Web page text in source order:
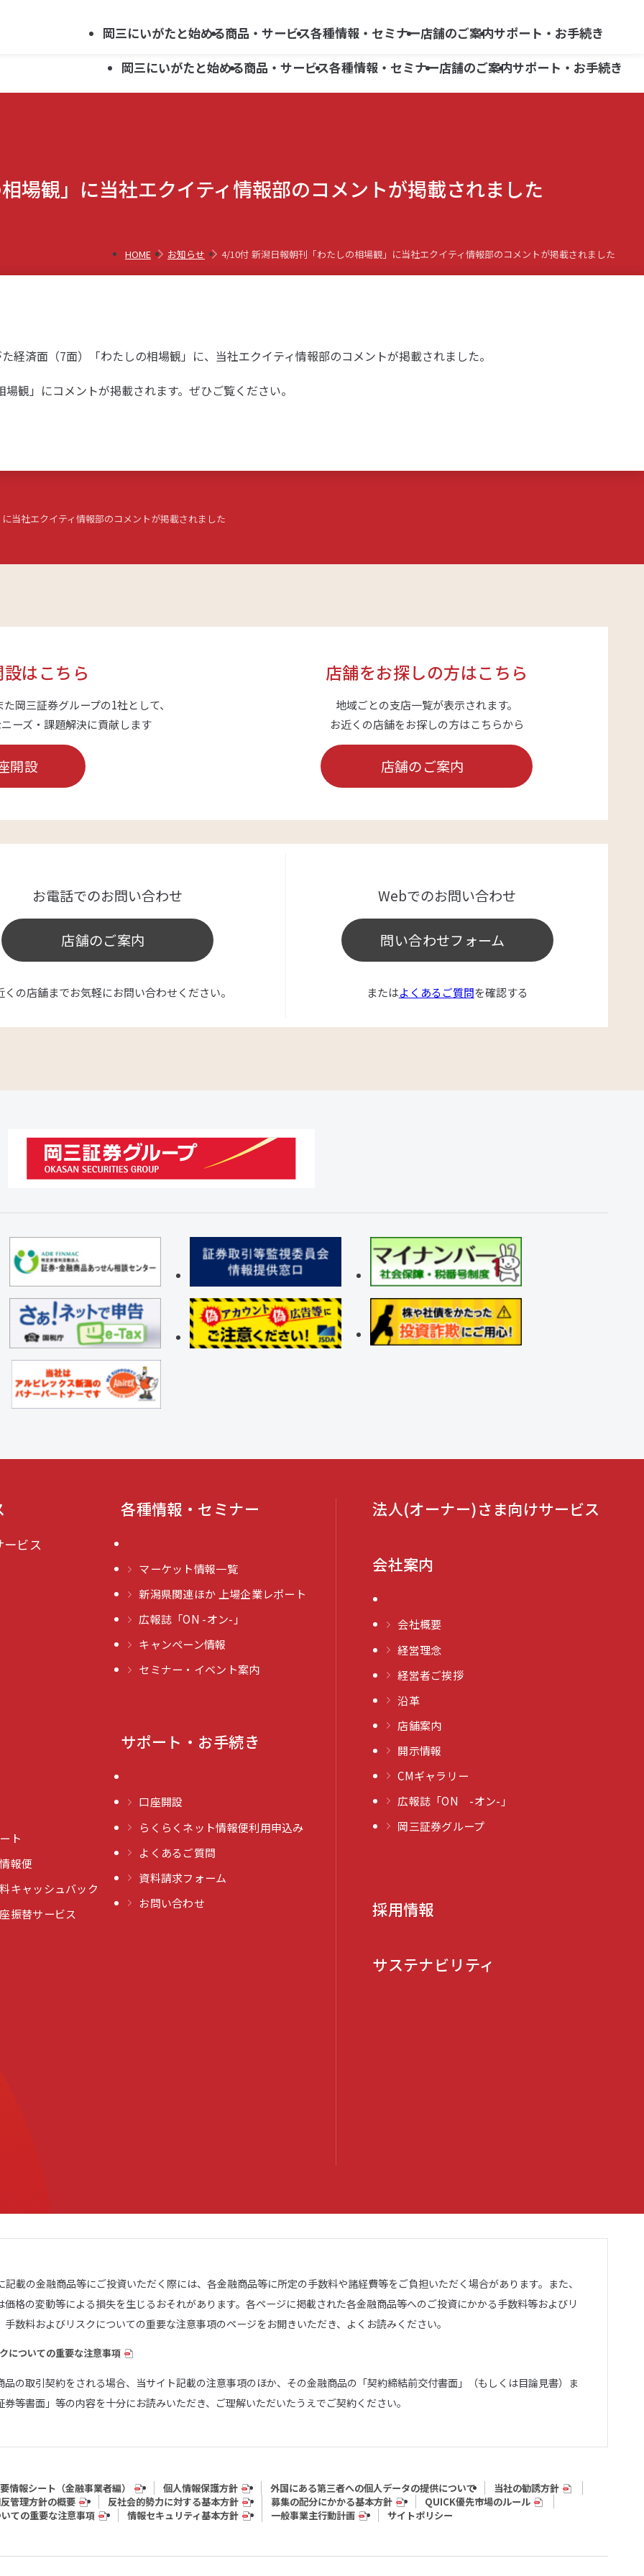
サービス
キ
ワ
ー
す
よくあるご質問 リスク・手数料等 ネット情報便
岡三にいがたと始める
岡三にいがた証券ではじめる
商品・サービス
投資信託
債券
各種情報・セミナー
セミナー・イベント案内
店舗のご案内
上越支店
三条支店
六日町営業所
サポート・お手続き
お問い合わせ
岡三にいがたと始める商品・サービス
こどもNISA
iDeCo
らくらくネット情報便 株式等移管手数料キャッシュバック
各種情報・セミナー店舗のご案内
新井支店
小出支店
サポート・お手続き
場観」に当社エクイティ情報部のコメントが掲載されました
HOME お知らせ 4/10付 新潟日報朝刊「わたしの相場観」に当社エクイティ情報部のコメントが掲載されました
経済面（7面）「わたしの相場観」に、当社エクイティ情報部のコメントが掲載されました。
観」にコメントが掲載されます。ぜひご覧ください。
当社エクイティ情報部のコメントが掲載されました
はこちら
岡三証券グループの1社として、
ーズ・課題解決に貢献します
開設
店舗をお探しの方はこちら
地域ごとの支店一覧が表示されます。
お近くの店舗をお探しの方はこちらから
店舗のご案内
お電話でのお問い合わせ
店舗のご案内
くの店舗までお気軽にお問い合わせください。
Webでのお問い合わせ
問い合わせフォーム
またはよくあるご質問を確認する
ビス
ト
報便
キャッシュバック
振替サービス
各種情報・セミナー
マーケット情報一覧
新潟県関連ほか 上場企業レポート
広報誌「ON -オン-」
キャンペーン情報
セミナー・イベント案内
サポート・お手続き
口座開設
らくらくネット情報便利用申込み
よくあるご質問
資料請求フォーム
お問い合わせ
会社案内
会社概要
経営理念
経営者ご挨拶
沿革
店舗案内
開示情報
CMギャラリー
広報誌「ON -オン-」
岡三証券グループ
法人(オーナー)さま向けサービス
採用情報
サステナビリティ
記載の金融商品等にご投資いただく際には、各金融商品等に所定の手数料や諸経費等をご負担いただく場合があります。また、
価格の変動等による損失を生じるおそれがあります。各ページに掲載された各金融商品等へのご投資にかかる手数料等およびリ
数料およびリスクについての重要な注意事項のページをお開きいただき、よくお読みください。
についての重要な注意事項
品の取引契約をされる場合、当サイト記載の注意事項のほか、その金融商品の「契約締結前交付書面」（もしくは目論見書）ま
等書面」等の内容を十分にお読みいただき、ご理解いただいたうえでご契約ください。
情報シート（⾦融事業者編） 個人情報保護方針 外国にある第三者への個人データの提供について
当社の勧誘方針
管理方針の概要
反社会的勢力に対する基本方針 募集の配分にかかる基本方針
QUICK優先市場のルール
ての重要な注意事項
情報セキュリティ基本方針 一般事業主行動計画 サイトポリシー